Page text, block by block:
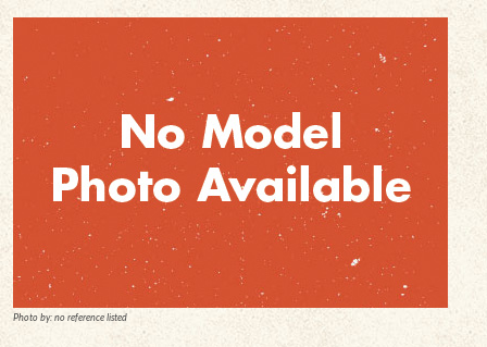
Photo by: no reference listed